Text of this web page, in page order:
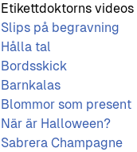
Etikettdoktorns
Slips på begravning
Hålla tal
Bordsskick
Barnkalas
Blommor som present
När är Halloween?
Sabrera Champagne